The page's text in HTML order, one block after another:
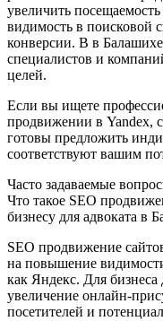
увеличить
видимость в поисковой
конверсии. В в
специалистов и
целей.
Если вы ищете
продвижении в Yandex,
готовы предложить
соответствуют вашим
Часто задаваемые
Что такое SEO
бизнесу для адвоката в
SEO продвижение
на повышение
как Яндекс. Для бизнеса
увеличение онлайн-
посетителей и